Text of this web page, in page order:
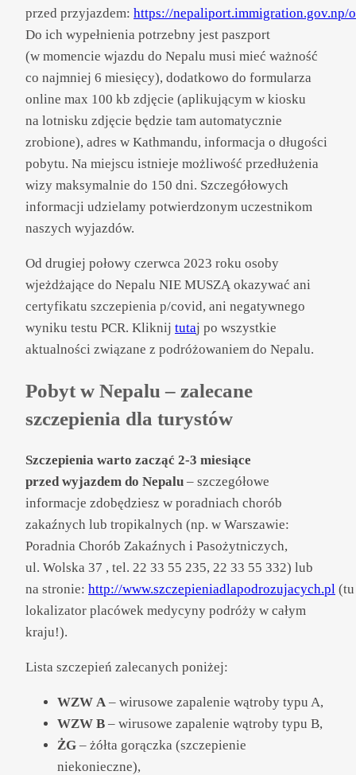
przed przyjazdem: https://nepaliport.immigration.gov.np/
Do ich wypełnienia potrzebny jest paszport
(w momencie wjazdu do Nepalu musi mieć ważność
co najmniej 6 miesięcy), dodatkowo do formularza
online max 100 kb zdjęcie (aplikującym w kiosku
na lotnisku zdjęcie będzie tam automatycznie
zrobione), adres w Kathmandu, informacja o długości
pobytu. Na miejscu istnieje możliwość przedłużenia
wizy maksymalnie do 150 dni. Szczegółowych
informacji udzielamy potwierdzonym uczestnikom
naszych wyjazdów.
Od drugiej połowy czerwca 2023 roku osoby
wjeżdżające do Nepalu NIE MUSZĄ okazywać ani
certyfikatu szczepienia p/covid, ani negatywnego
wyniku testu PCR. Kliknij tutaj po wszystkie
aktualności związane z podróżowaniem do Nepalu.
Pobyt w Nepalu – zalecane
szczepienia dla turystów
Szczepienia warto zacząć 2-3 miesiące
przed wyjazdem do Nepalu – szczegółowe
informacje zdobędziesz w poradniach chorób
zakaźnych lub tropikalnych (np. w Warszawie:
Poradnia Chorób Zakaźnych i Pasożytniczych,
ul. Wolska 37 , tel. 22 33 55 235, 22 33 55 332) lub
na stronie: http://www.szczepieniadlapodrozujacych.pl
lokalizator placówek medycyny podróży w całym
kraju!).
Lista szczepień zalecanych poniżej:
WZW A – wirusowe zapalenie wątroby typu A,
WZW B – wirusowe zapalenie wątroby typu B,
ŻG – żółta gorączka (szczepienie
niekonieczne),